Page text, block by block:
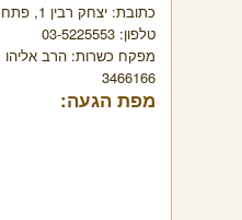
כתובת: יצחק רבין 1, פתח תקוה
טלפון: 03-5225553
מפקח כשרות:
3466166
מפת הגעה: